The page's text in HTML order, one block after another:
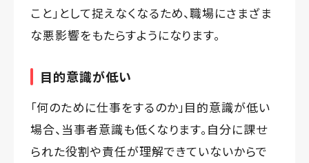
こと」として捉えなくなるため、職場にさまざま
な悪影響をもたらすようになります。
目的意識が低い
「何のために仕事をするのか」目的意識が低い
場合、当事者意識も低くなります。自分に課せ
られた役割や責任が理解できていないからで